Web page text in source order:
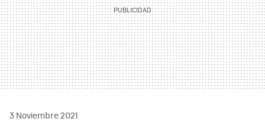
3 Noviembre 2021